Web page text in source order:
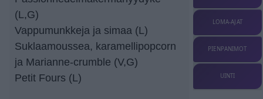
(L,G)
Vappumunkkeja ja simaa (L)
Suklaamoussea, karamellipopcorn
ja Marianne-crumble (V,G)
Petit Fours (L)
LOMA-AJAT
PIENPANIMOT
UINTI